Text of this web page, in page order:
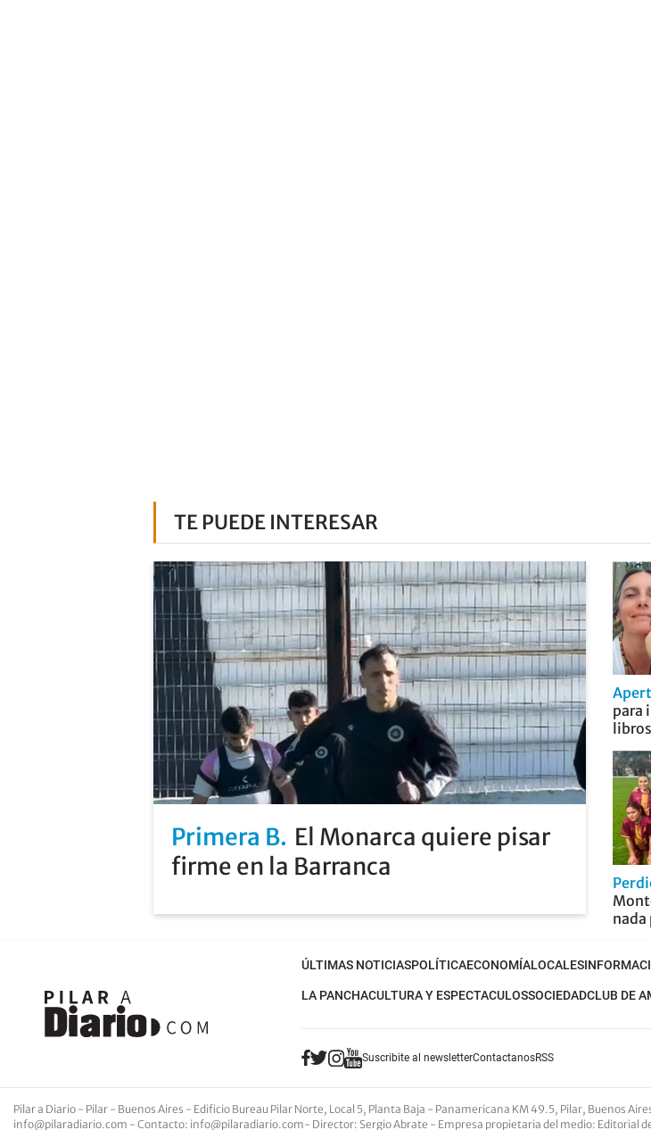
TE PUEDE INTERESAR
Primera B El Monarca quiere pisar
firme en la Barranca
para
libros
nada
ÚLTIMAS NOTICIASPOLÍTICAECONOMÍALOCALES
LA PANCHACULTURA Y ESPECTACULOSSOCIEDADCLUB DE
Suscribite al newsletterContactanosRSS
Pilar a Diario - Pilar - Buenos Aires - Edificio Bureau Pilar Norte, Local 5, Planta Baja - Panamericana KM 49.5, Pilar, Buenos
info@pilaradiario.com - Contacto: info@pilaradiario.com- Director: Sergio Abrate - Empresa propietaria del medio: Editorial